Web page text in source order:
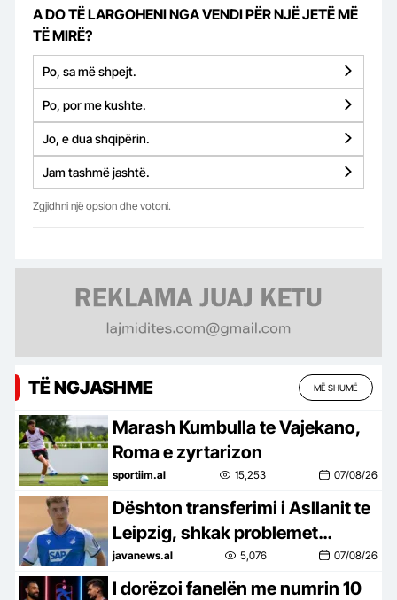
A DO TË LARGOHENI NGA VENDI PËR NJË JETË MË
TË MIRË?
Po, sa më shpejt.
Po, por me kushte.
Jo, e dua shqipërin.
Jam tashmë jashtë.
Zgjidhni një opsion dhe votoni.
TË NGJASHME MË SHUMË
Marash Kumbulla te Vajekano,
Roma e zyrtarizon
sportiim.al 15,253 07/08/26
Dështon transferimi i Asllanit te
Leipzig, shkak problemet
shëndetësore!
javanews.al 5,076 07/08/26
I dorëzoi fanelën me numrin 10